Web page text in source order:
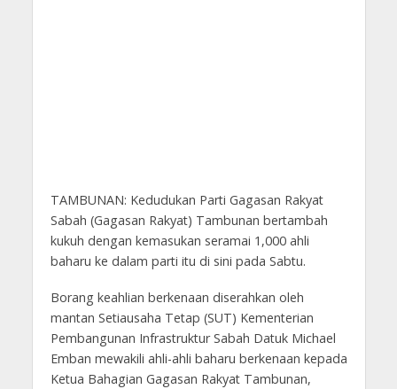
TAMBUNAN: Kedudukan Parti Gagasan Rakyat
Sabah (Gagasan Rakyat) Tambunan bertambah
kukuh dengan kemasukan seramai 1,000 ahli
baharu ke dalam parti itu di sini pada Sabtu.
Borang keahlian berkenaan diserahkan oleh
mantan Setiausaha Tetap (SUT) Kementerian
Pembangunan Infrastruktur Sabah Datuk Michael
Emban mewakili ahli-ahli baharu berkenaan kepada
Ketua Bahagian Gagasan Rakyat Tambunan,